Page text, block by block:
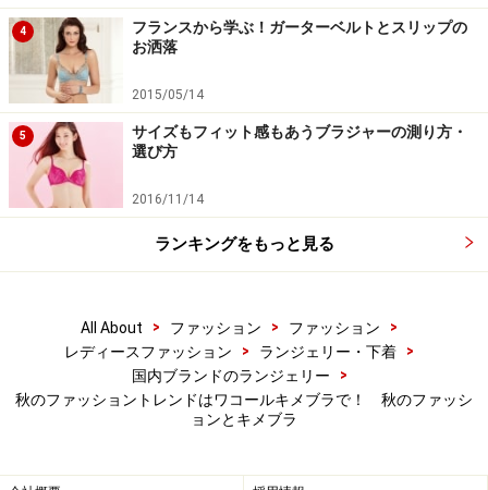
4
フランスから学ぶ！ガーターベルトとスリップの
お洒落
2015/05/14
5
サイズもフィット感もあうブラジャーの測り方・
選び方
2016/11/14
ランキングをもっと見る
All About > ファッション > ファッション
>
レディースファッション
> ランジェリー・下着
>
国内ブランドのランジェリー
>
秋のファッショントレンドはワコールキメブラで！ 秋のファッシ
ョンとキメブラ